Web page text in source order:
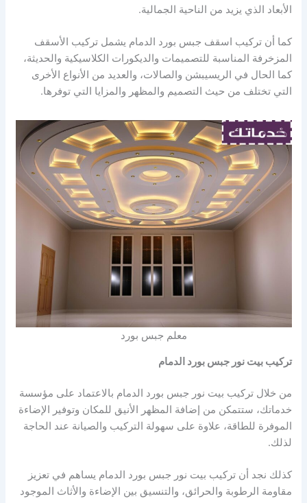
الأبعاد الذي يزيد من الناحية الجمالية.
كما أن تركيب اسقف جبس بورد الدمام يشمل تركيب الأسقف
المزخرفة المناسبة للتصميمات والديكورات الكلاسيكية والحديثة،
كما الحال في الريسيبشن والصالات، والعديد من الأنواع الأخرى
التي تختلف من حيث التصميم والمظهر والمزايا التي توفرها.
معلم جبس بورد
تركيب بيت نور جبس بورد الدمام
من خلال تركيب بيت نور جبس بورد الدمام بالاعتماد على مؤسسة
خدماتك، ستتمكن من إضافة المظهر الأنيق للمكان وتوفير الإضاءة
الموفرة للطاقة، علاوة على سهولة التركيب والصيانة عند الحاجة
لذلك.
كذلك نجد أن تركيب بيت نور جبس بورد الدمام يساهم في تعزيز
مقاومة الرطوبة والحرائق، والتنسيق بين الإضاءة والأثاث الموجود